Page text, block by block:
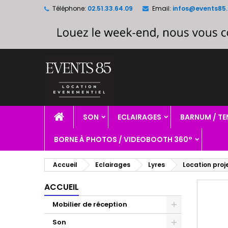
Téléphone: 02.51.33.64.09 Email:
SON ECLAIRAGES BARNUM /
BORNE À PHOTOS / VIDEOBOOTH 360°
Accueil Eclairages Lyres Location
ACCUEIL
Mobilier de réception
Son